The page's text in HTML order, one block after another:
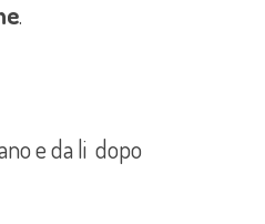
.
e da li dopo